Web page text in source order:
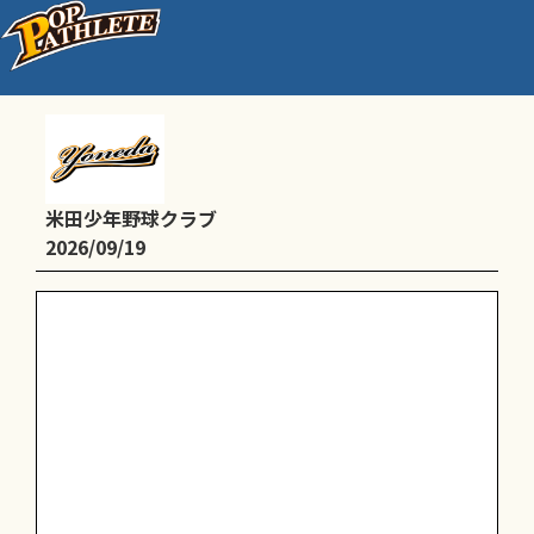
滝野東 学校オープン
米田少年野球クラブ
2026/09/19